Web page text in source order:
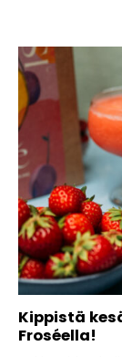
Kippistä
Froséella!